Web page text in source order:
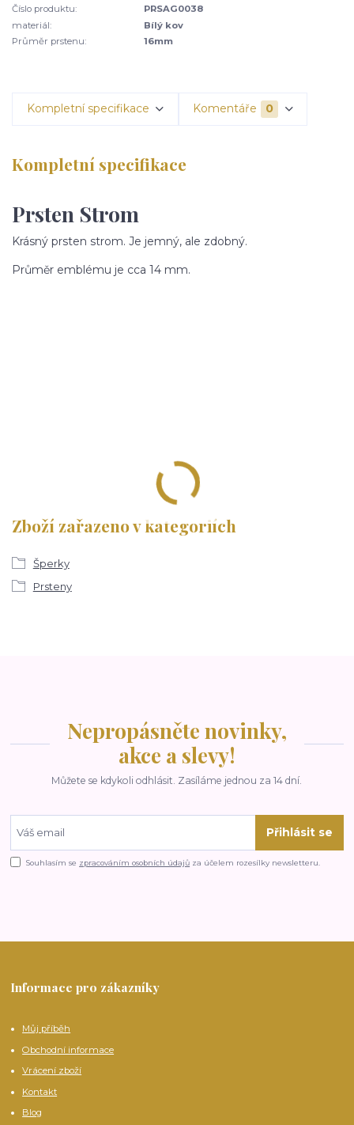
Číslo produktu:
PRSAG0038
materiál:
Bílý kov
Průměr prstenu:
16mm
Kompletní specifikace Komentáře 0
Kompletní specifikace
Prsten Strom
Krásný prsten strom. Je jemný, ale zdobný.
Průměr emblému je cca 14 mm.
Zboží zařazeno v kategoriích
Šperky
Prsteny
Nepropásněte novinky,
akce a slevy!
Můžete se kdykoli odhlásit. Zasíláme jednou za 14 dní.
Přihlásit se
Souhlasím se zpracováním osobních údajů za účelem rozesílky newsletteru.
Informace pro zákazníky
Můj příběh
Obchodní informace
Vrácení zboží
Kontakt
Blog